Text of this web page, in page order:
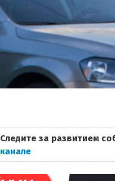
Следите за развитием
канале